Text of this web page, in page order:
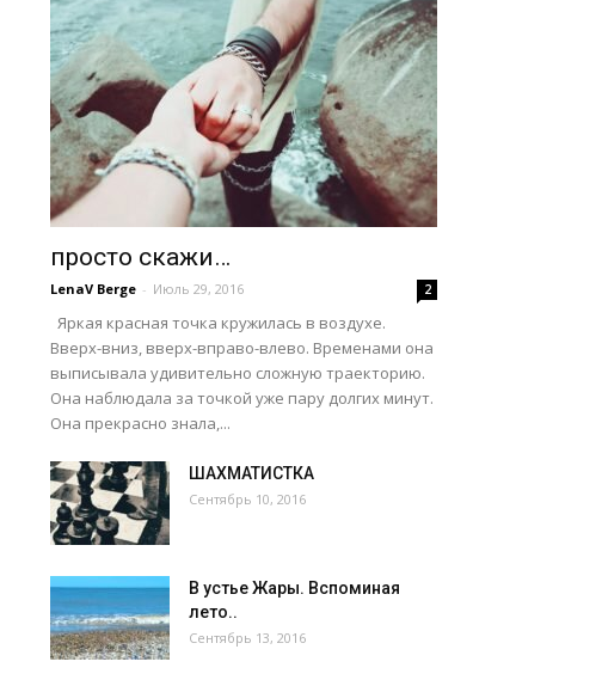
просто скажи…
LenaV Berge - Июль 29, 2016 2
Яркая красная точка кружилась в воздухе.
Вверх-вниз, вверх-вправо-влево. Временами она
выписывала удивительно сложную траекторию.
Она наблюдала за точкой уже пару долгих минут.
Она прекрасно знала,...
ШАХМАТИСТКА
Сентябрь 10, 2016
В устье Жары. Вспоминая
лето..
Сентябрь 13, 2016